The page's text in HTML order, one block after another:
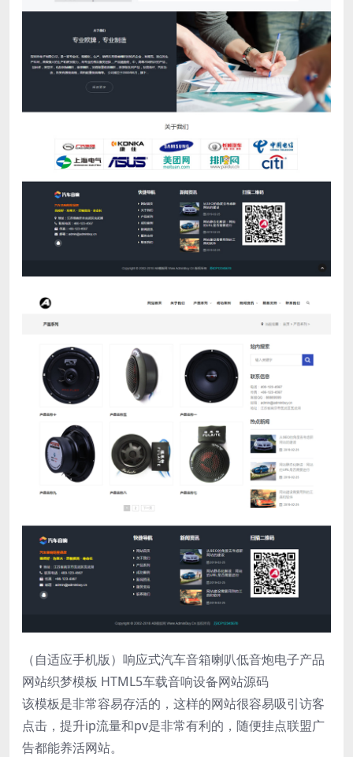
（自适应手机版）响应式汽车音箱喇叭低音炮电子产品
网站织梦模板 HTML5车载音响设备网站源码
该模板是非常容易存活的，这样的网站很容易吸引访客
点击，提升ip流量和pv是非常有利的，随便挂点联盟广
告都能养活网站。